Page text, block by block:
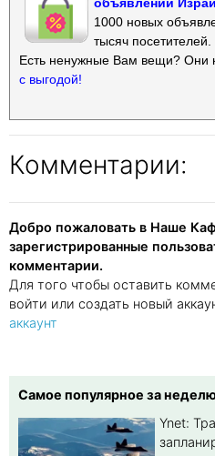
1000 новых
тысяч посетителей.
Есть ненужные Вам вещи? Они
с выгодой!
Комментарии:
Добро пожаловать в Наше
зарегистрированные
комментарии.
Для того чтобы оставить
войти или создать новый
аккаунт
Самое популярное за
Ynet: